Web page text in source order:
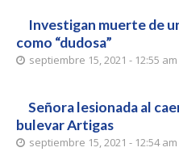
Investigan muerte de
como “dudosa”
septiembre 15, 2021 - 12:55 am
Señora lesionada al
bulevar Artigas
septiembre 15, 2021 - 12:54 am